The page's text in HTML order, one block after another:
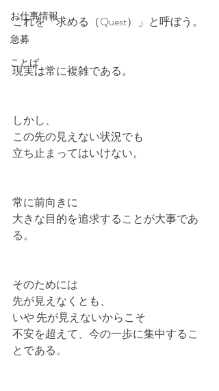
お仕事情報
急募
ことば
これを「求める（Quest）」と呼ぼう。
現実は常に複雑である。
しかし、
この先の見えない状況でも
立ち止まってはいけない。
常に前向きに
大きな目的を追求することが大事であ
る。
そのためには
先が見えなくとも、
いや 先が見えないからこそ
不安を超えて、今の一歩に集中するこ
とである。